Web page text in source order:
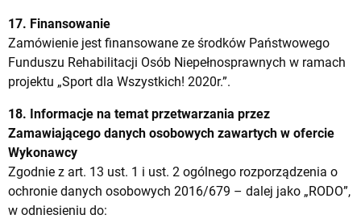
17. Finansowanie
Zamówienie jest finansowane ze środków Państwowego
Funduszu Rehabilitacji Osób Niepełnosprawnych w ramach
projektu „Sport dla Wszystkich! 2020r.”.
18. Informacje na temat przetwarzania przez
Zamawiającego danych osobowych zawartych w ofercie
Wykonawcy
Zgodnie z art. 13 ust. 1 i ust. 2 ogólnego rozporządzenia o
ochronie danych osobowych 2016/679 – dalej jako „RODO”,
w odniesieniu do: